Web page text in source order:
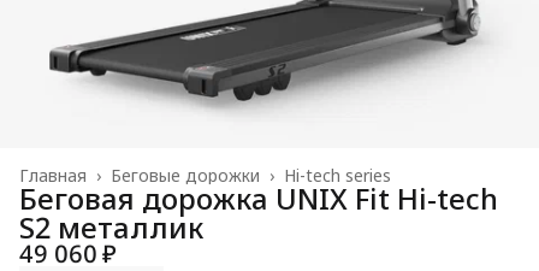
Hi-tech series
Беговые дорожки ›
Главная ›
Беговая дорожка UNIX Fit Hi-tech
S2 металлик
49 060 ₽